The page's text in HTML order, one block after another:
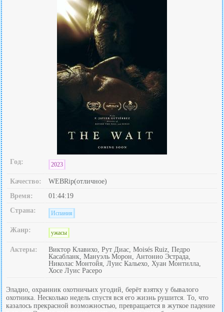
Год: 2023
Качество:
WEBRip(отличное)
Время:
01:44:19
Страна:
Испания
Жанр: ужасы
Актеры:
Виктор Клавихо, Рут Диас, Moisés Ruiz, Педро
Касабланк, Мануэль Морон, Антонио Эстрада,
Николас Монтойя, Луис Кальехо, Хуан Монтилла,
Хосе Луис Расеро
Эладио, охранник охотничьих угодий, берёт взятку у бывалого
охотника. Несколько недель спустя вся его жизнь рушится. То, что
казалось прекрасной возможностью, превращается в жуткое падение